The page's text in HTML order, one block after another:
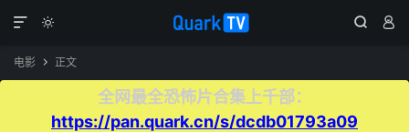
  

电影  正文
全网最全恐怖片合集上千部：
https://pan.quark.cn/s/dcdb01793a09